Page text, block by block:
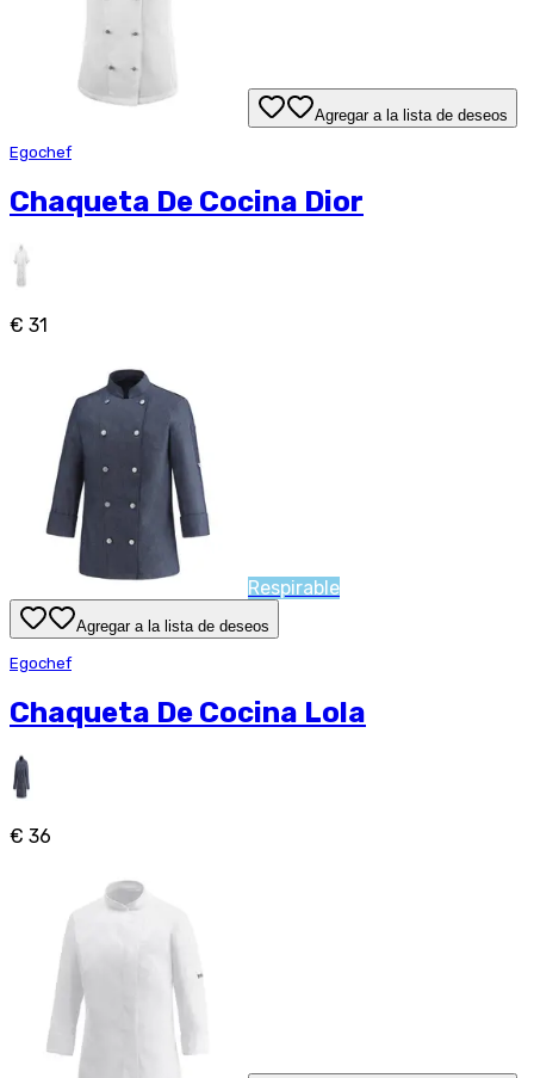
Agregar a la lista de deseos
Egochef
Chaqueta De Cocina Dior
€ 31
Respirable
Agregar a la lista de deseos
Egochef
Chaqueta De Cocina Lola
€ 36